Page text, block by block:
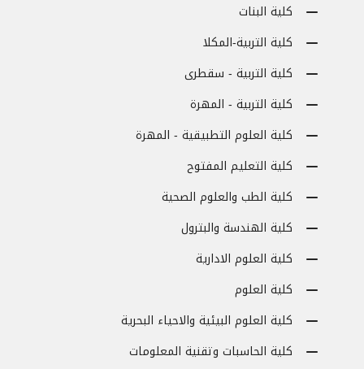
كلية البنات
كلية التربية-المكلا
كلية التربية - سقطرى
كلية التربية - المهرة
كلية العلوم التطبيقية - المهرة
كلية التعليم المفتوح
كلية الطب والعلوم الصحية
كلية الهندسة والبترول
كلية العلوم الادارية
كلية العلوم
كلية العلوم البيئية والاحياء البحرية
كلية الحاسبات وتقنية المعلومات